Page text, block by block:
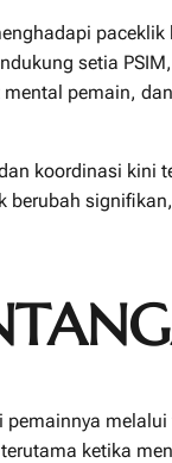
setia
pemain,
koordinasi kini
ketika